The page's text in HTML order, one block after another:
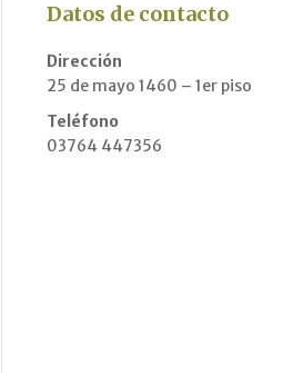
Datos de contacto
Dirección
25 de mayo 1460 – 1er piso
Teléfono
03764 447356